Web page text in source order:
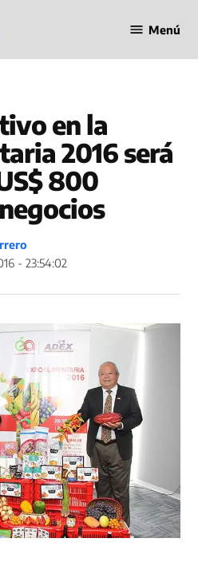
en Línea
Menú
en la
2016 será
800
- 23:54:02